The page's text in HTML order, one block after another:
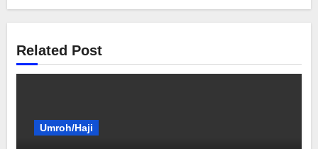
Related Post
Umroh/Haji